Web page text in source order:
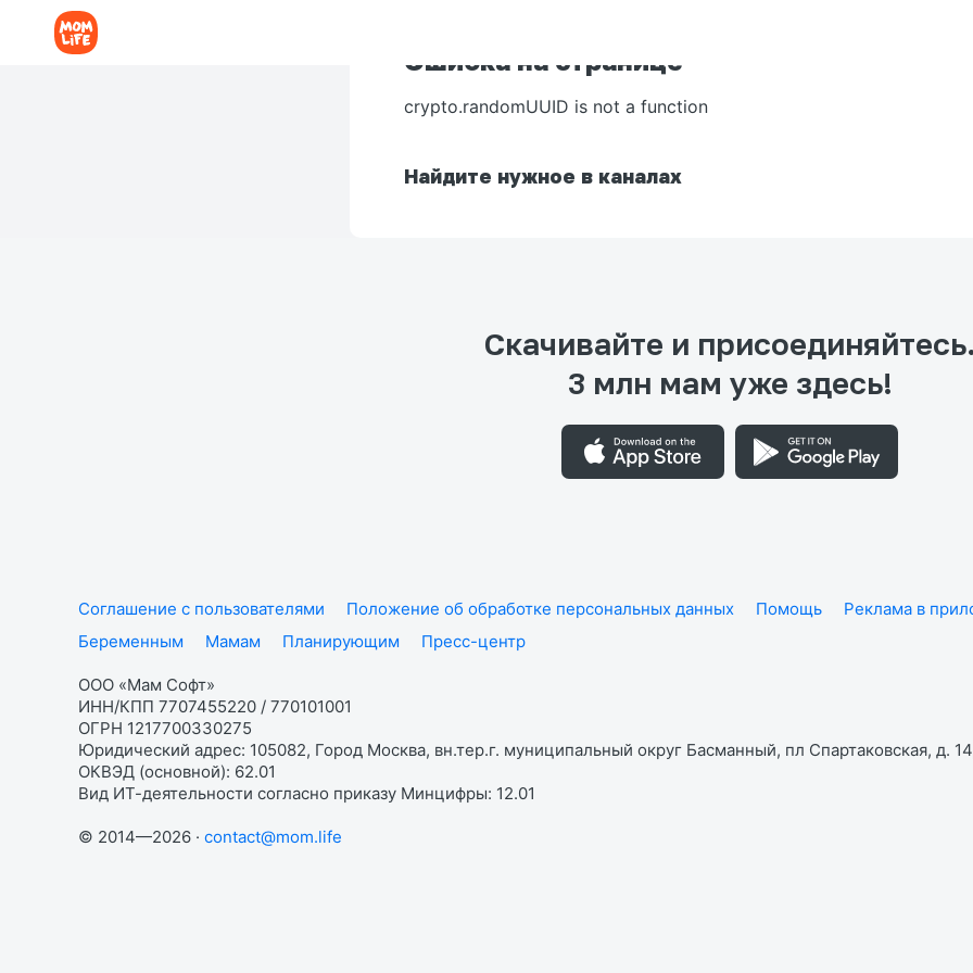
Ошибка на странице
crypto.randomUUID is not a function
Найдите нужное в каналах
Скачивайте и присоединяйтесь.
3 млн мам уже здесь!
Соглашение с пользователями Положение об обработке персональных данных Помощь Реклама в
Беременным
Мамам Планирующим Пресс-центр
ООО «Мам Софт»
ИНН/КПП 7707455220 / 770101001
ОГРН 1217700330275
Юридический адрес: 105082, Город Москва, вн.тер.г. муниципальный округ Басманный, пл Спартаковская, д.
ОКВЭД (основной): 62.01
Вид ИТ-деятельности согласно приказу Минцифры: 12.01
© 2014—2026 · contact@mom.life